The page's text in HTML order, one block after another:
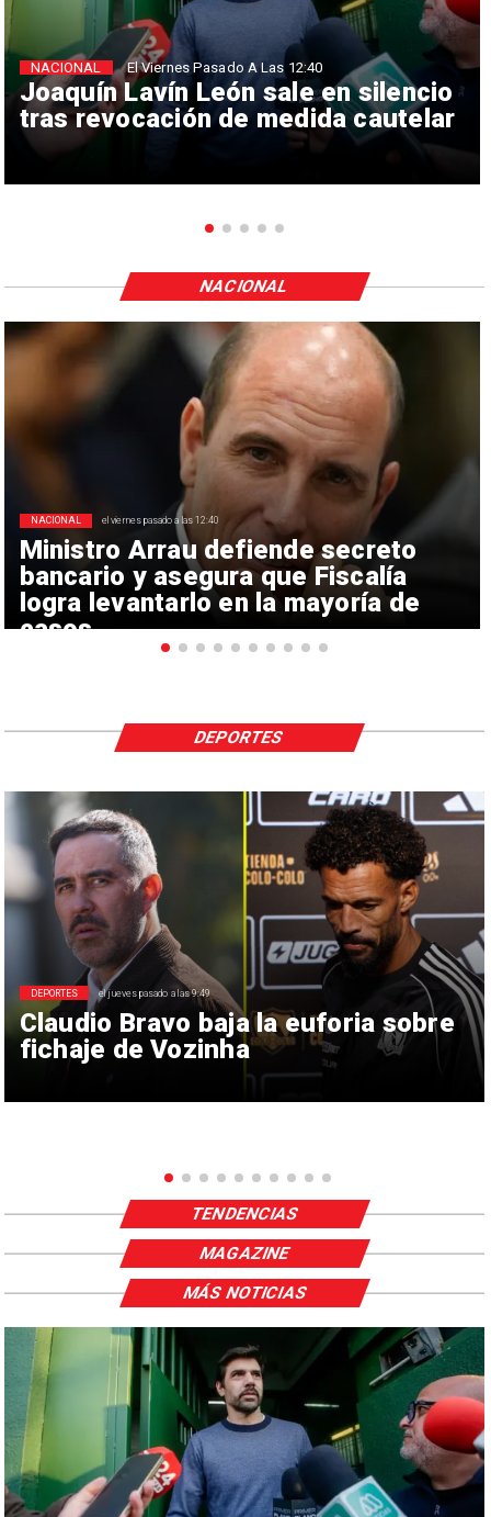
Joaquín Lavín León sale en silencio
tras revocación de medida cautelar
NACIONAL El Viernes Pasado A Las 12:40
Ministro Arrau defiende secreto
bancario y asegura que Fiscalía
logra levantarlo en la mayoría de
casos
NACIONAL el viernes pasado a las 12:40
NACIONAL
Claudio Bravo baja la euforia sobre
fichaje de Vozinha
DEPORTES el jueves pasado a las 9:49
DEPORTES
TENDENCIAS
MAGAZINE
MÁS NOTICIAS